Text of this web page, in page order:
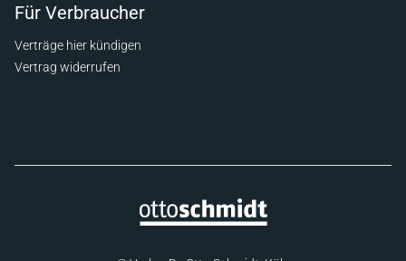
Für Verbraucher
Verträge hier kündigen
Vertrag widerrufen